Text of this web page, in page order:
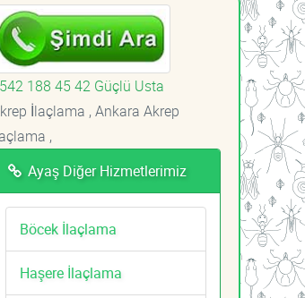
188 45 42 Güçlü Usta
İlaçlama , Ankara Akrep
,
Ayaş Diğer Hizmetlerimiz
Böcek İlaçlama
Haşere İlaçlama